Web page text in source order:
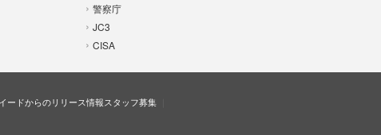
警察庁
JC3
CISA
イードからのリリース情報スタッフ募集